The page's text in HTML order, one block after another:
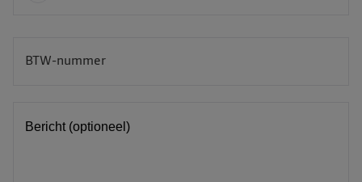
BTW-nummer
BE
Bericht (optioneel)